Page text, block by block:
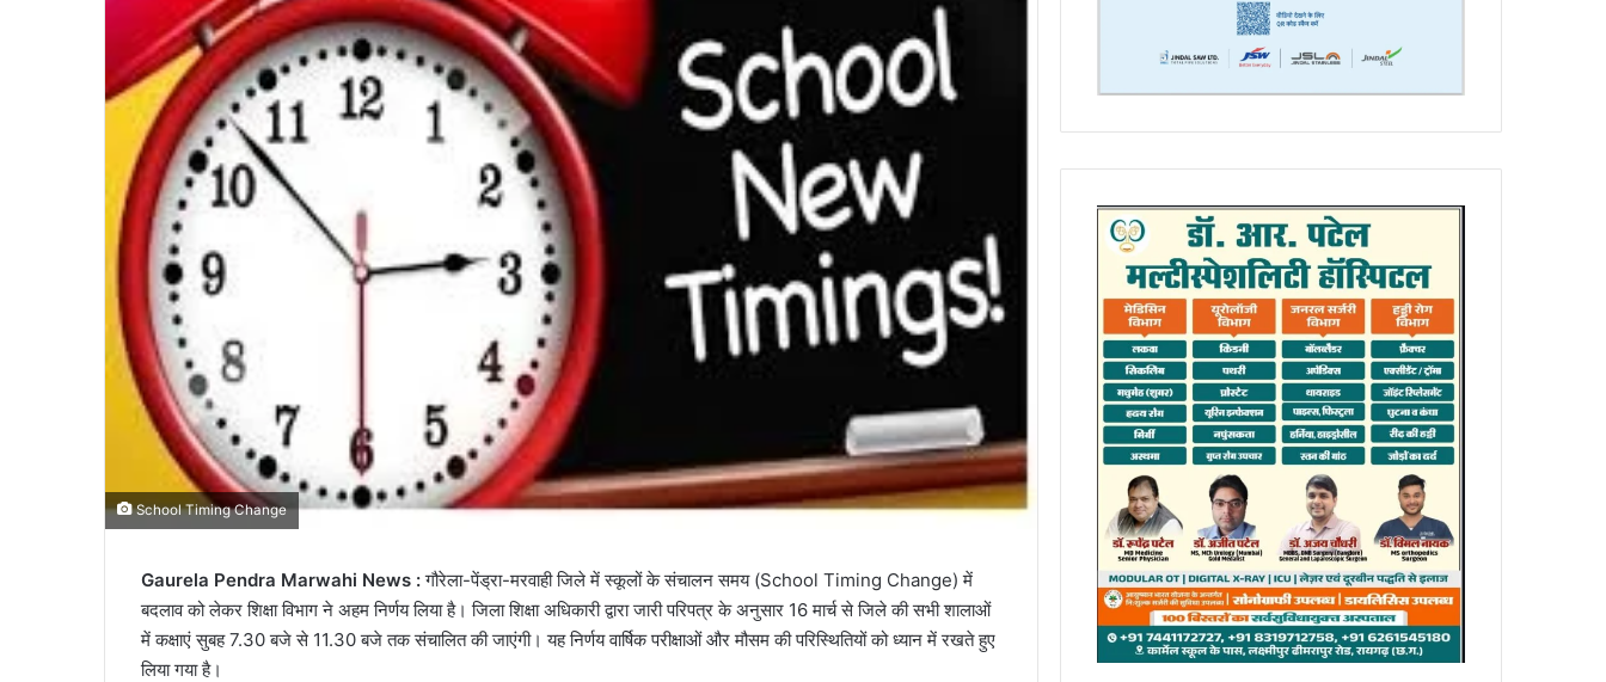
School Timing Change
Gaurela Pendra Marwahi News :गौरेला-पेंड्रा-मरवाही जिले में स्कूलों के संचालन समय (School Timing Change) में
बदलाव को लेकर शिक्षा विभाग ने अहम निर्णय लिया है। जिला शिक्षा अधिकारी द्वारा जारी परिपत्र के अनुसार 16 मार्च से जिले की सभी शालाओं
में कक्षाएं सुबह 7.30 बजे से 11.30 बजे तक संचालित की जाएंगी। यह निर्णय वार्षिक परीक्षाओं और मौसम की परिस्थितियों को ध्यान में रखते हुए
लिया गया है।